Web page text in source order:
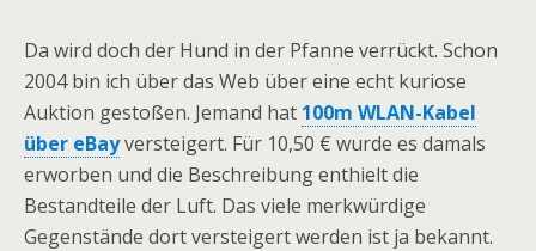
Da wird doch der Hund in der Pfanne verrückt. Schon
2004 bin ich über das Web über eine echt kuriose
Auktion gestoßen. Jemand hat 100m WLAN-Kabel
über eBayversteigert. Für 10,50 € wurde es damals
erworben und die Beschreibung enthielt die
Bestandteile der Luft. Das viele merkwürdige
Gegenstände dort versteigert werden ist ja bekannt.